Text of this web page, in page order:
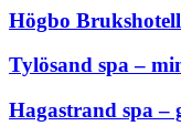
Högbo
Tylösand spa –
Hagastrand spa –